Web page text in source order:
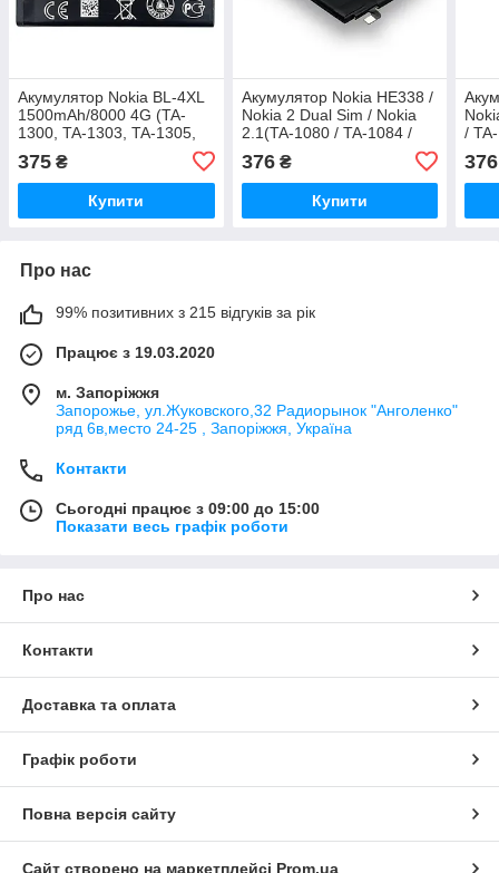
Акумулятор Nokia BL-4XL
1500mAh/8000 4G (TA-
1300, TA-1303, TA-1305,
TA-1311), Nokia 6300 4G
(TA-1286, TA-1287, TA-
1291, TA-1294)
375 ₴
Купити
Акумулятор Nokia HE338 /
Nokia 2 Dual Sim / Nokia
2.1(TA-1080 / TA-1084 /
TA-1092 / TA1029), 4000
mAh Original PRC
376₴
Купити
/
376
Про нас
99% позитивних з 215 відгуків за рік
Працює з 19.03.2020
м. Запоріжжя
Запорожье, ул.Жуковского,32 Радиорынок "Анголенко"
ряд 6в,место 24-25 , Запоріжжя, Україна
Контакти
Сьогодні працює з 09:00 до 15:00
Показати весь графік роботи
Про нас
Контакти
Доставка та оплата
Графік роботи
Повна версія сайту
Сайт створено на маркетплейсі Prom.ua